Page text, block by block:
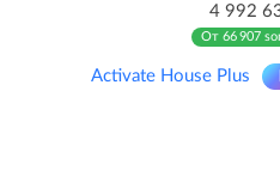
4 992
От 66 907
Activate House Plus